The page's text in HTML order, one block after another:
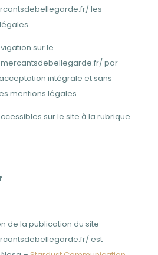
les
sur le
par
intégrale et sans
mentions légales.
sur le site à la rubrique
de la publication du site
est